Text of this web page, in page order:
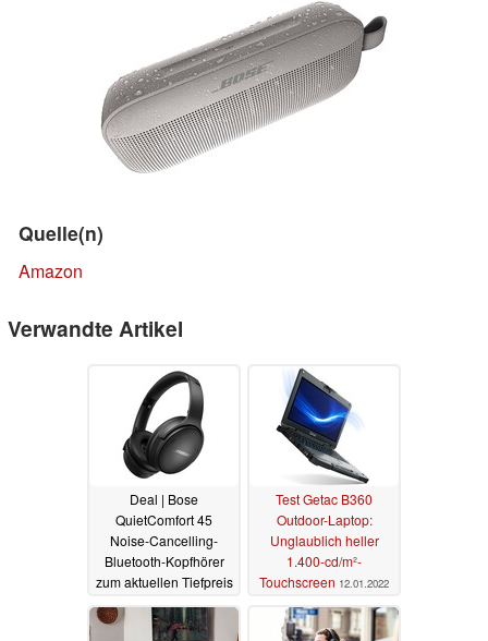
Quelle(n)
Amazon
Verwandte Artikel
Deal | Bose
QuietComfort 45
Noise-Cancelling-
Bluetooth-Kopfhörer
zum aktuellen Tiefpreis
21.02.2022
Test Getac B360
Outdoor-Laptop:
Unglaublich heller
1.400-cd/m²-
Touchscreen 12.01.2022